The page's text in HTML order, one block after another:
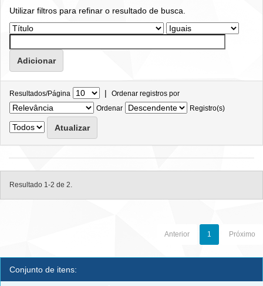
Utilizar filtros para refinar o resultado de busca.
Resultados/Página | Ordenar registros por
Ordenar
Registro(s)
Resultado 1-2 de 2.
Anterior 1 Próximo
Conjunto de itens: